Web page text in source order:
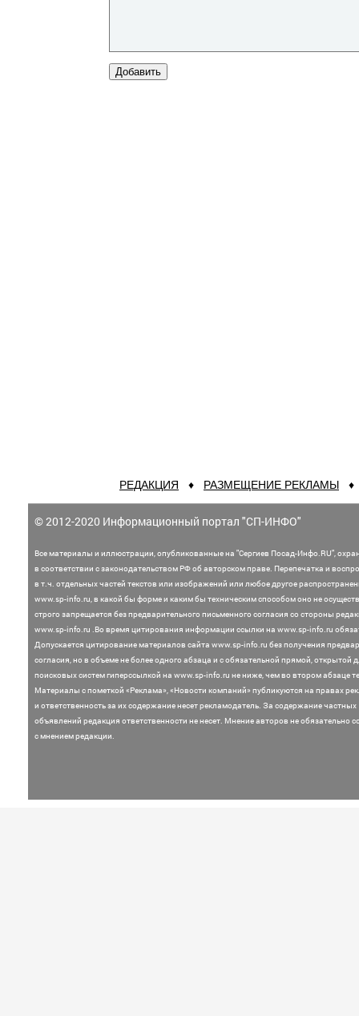
РЕДАКЦИЯ ♦ РАЗМЕЩЕНИЕ РЕКЛАМЫ
© 2012-2020 Информационный портал "СП-ИНФО"
Все материалы и иллюстрации,опубликованные на "Сергиев Посад-Инфо.RU",
в соответствии с законодательством РФ об авторском праве. Перепечатка и
в т.ч. отдельных частей текстов или изображений или любое другое
www.sp-info.ru, в какой бы форме и каким бы техническим способом оно не
строго запрещается без предварительного письменного согласия со стороны
www.sp-info.ru .Во время цитирования информации ссылки на www.sp-info.ru
Допускается цитирование материалов сайта www.sp-info.ru без получения
согласия, но в объеме не более одного абзаца и с обязательной прямой, открытой
поисковых систем гиперссылкой на www.sp-info.ru не ниже, чем во втором абзаце
Материалы с пометкой «Реклама», «Новости компаний» публикуются на правах
и ответственность за их содержание несет рекламодатель. За содержание частных
объявлений редакция ответственности не несет. Мнениеавторов не обязательно
с мнением редакции.